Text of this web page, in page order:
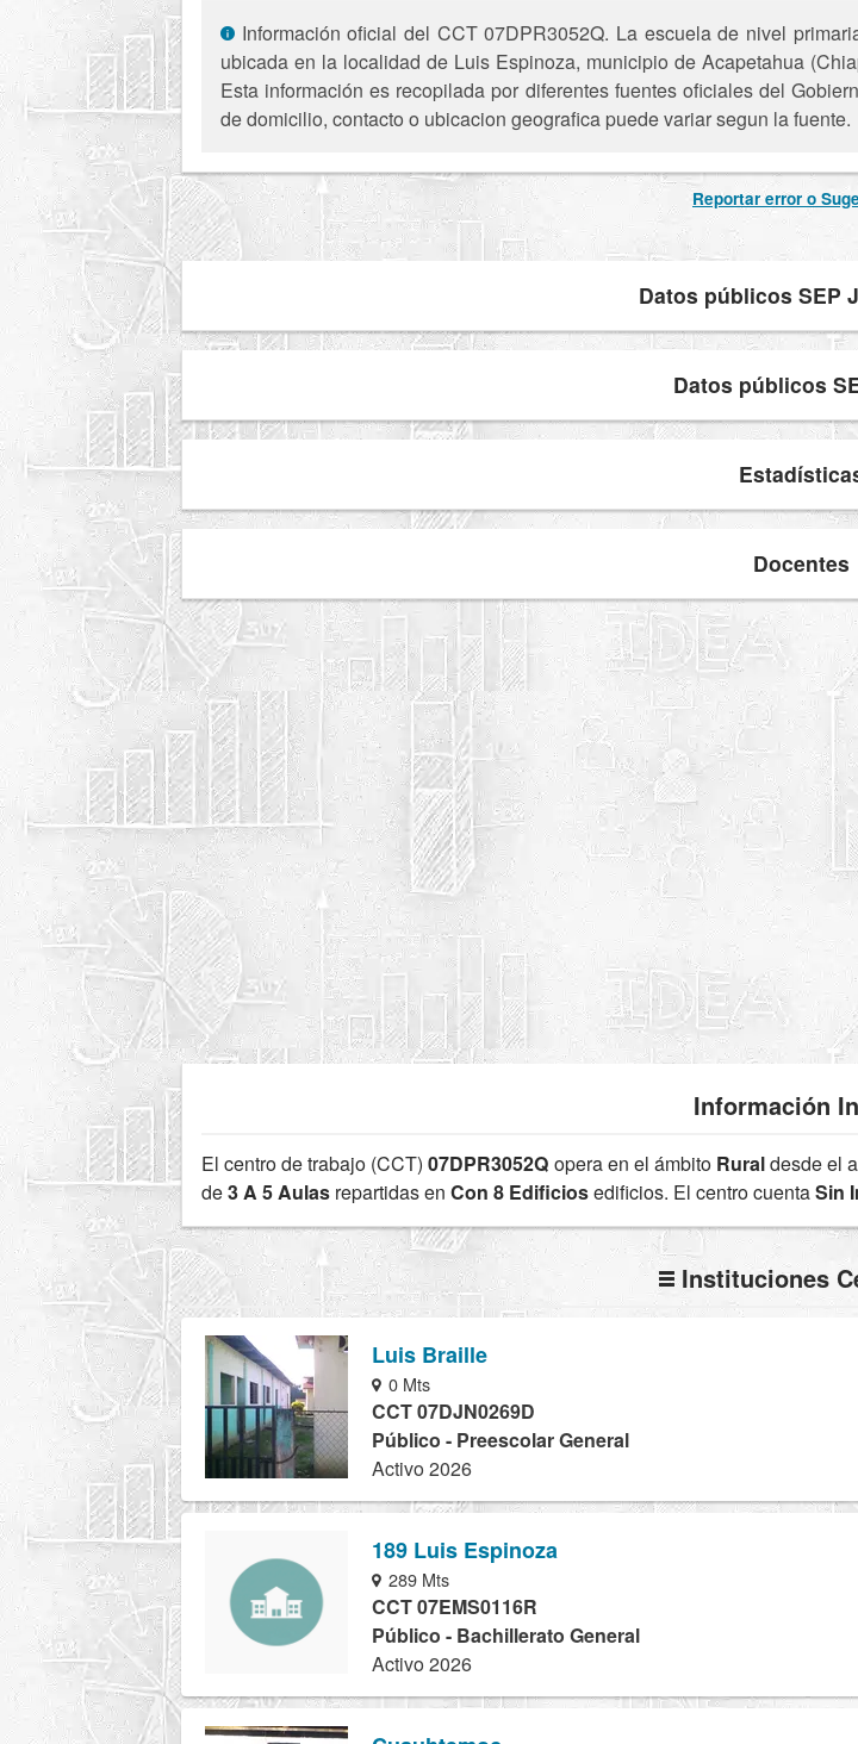
Información oficial del CCT 07DPR3052Q. La escuela de nivel
ubicada en la localidad de Luis Espinoza, municipio de Acapetahua
Esta información es recopilada por diferentes fuentes oficiales del
de domicilio, contacto o ubicacion geografica puede variar segun la fuente.
Reportar error o
Datos públicos SEP
Datos públicos
Docentes
Información
El centro de trabajo (CCT)07DPR3052Q opera en el ámbito Ruraldesde el
de3 A 5 Aulas repartidas en Con 8 Edificiosedificios. El centro cuentaSin
Instituciones
Luis Braille
0 Mts
CCT 07DJN0269D
Público - Preescolar General
Activo 2026
189 Luis Espinoza
289 Mts
CCT 07EMS0116R
Público - Bachillerato General
Activo 2026